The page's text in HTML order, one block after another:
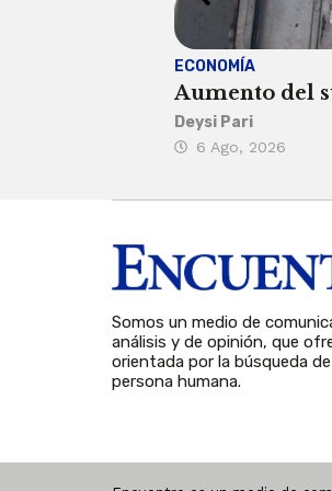
ECONOMÍA
Aumento del
Deysi Pari
6 Ago, 2026
Somos un medio de
análisis y de opinión, que
orientada por la búsqueda
persona humana.